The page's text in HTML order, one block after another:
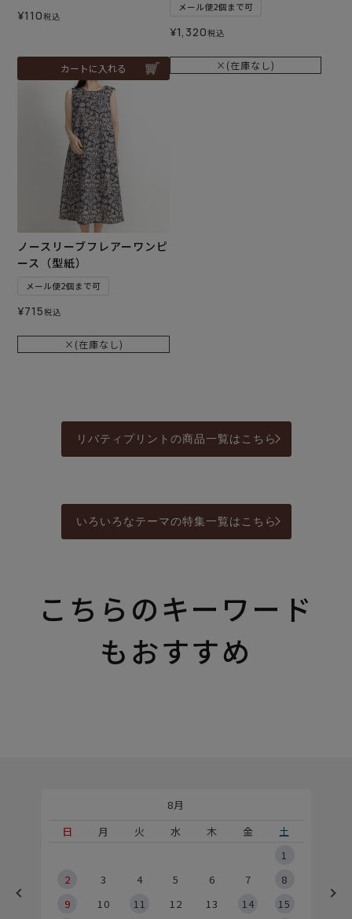
¥110税込
カートに入れる
メール便2個まで可
¥1,320税込
×(在庫なし)
ノースリーブフレアーワンピ
ース（型紙）
メール便2個まで可
¥715税込
×(在庫なし)
リバティプリントの商品一覧はこちら
いろいろなテーマの特集一覧はこちら
こちらのキーワード
もおすすめ
8月
日
月 火 水 木 金
土
1
2
3 4 5 6 7
8
9
10 11 12 13 14
15